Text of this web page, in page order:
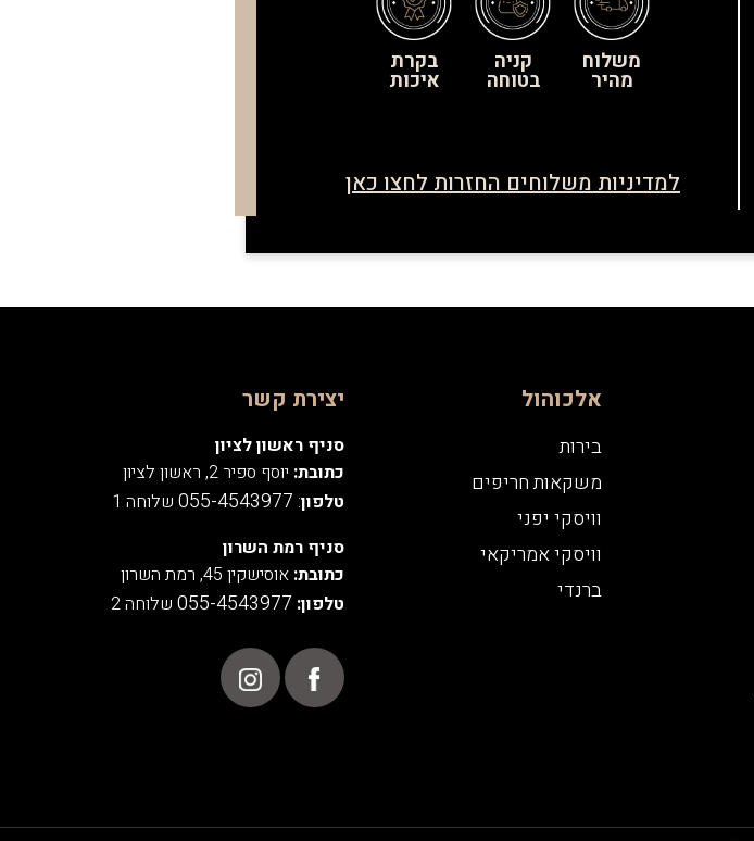
משלוח
מהיר
קניה
בטוחה
בקרת
איכות
למדיניות משלוחים החזרות לחצו כאן
אלכוהול
בירות
משקאות חריפים
וויסקי יפני
וויסקי אמריקאי
ברנדי
יצירת קשר
סניף ראשון לציון
כתובת: יוסף ספיר 2, ראשון לציון
טלפון:
055-4543977 שלוחה 1
סניף רמת השרון
כתובת:אוסישקין 45, רמת השרון
טלפון: 055-4543977 שלוחה 2